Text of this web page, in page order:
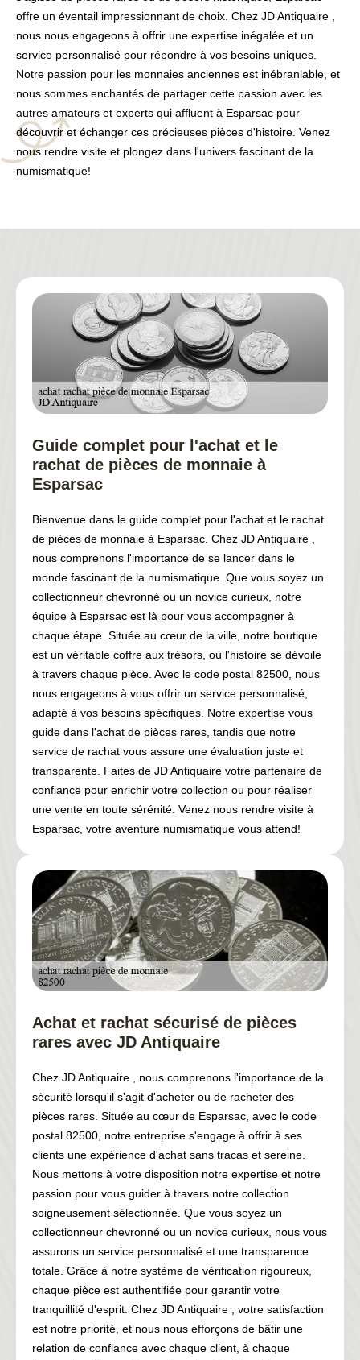
offre un éventail impressionnant de choix. Chez JD Antiquaire ,
nous nous engageons à offrir une expertise inégalée et un
service personnalisé pour répondre à vos besoins uniques.
Notre passion pour les monnaies anciennes est inébranlable, et
nous sommes enchantés de partager cette passion avec les
autres amateurs et experts qui affluent à Esparsac pour
découvrir et échanger ces précieuses pièces d'histoire. Venez
nous rendre visite et plongez dans l'univers fascinant de la
numismatique!
Guide complet pour l'achat et le
rachat de pièces de monnaie à
Esparsac
Bienvenue dans le guide complet pour l'achat et le rachat
de pièces de monnaie à Esparsac. Chez JD Antiquaire ,
nous comprenons l'importance de se lancer dans le
monde fascinant de la numismatique. Que vous soyez un
collectionneur chevronné ou un novice curieux, notre
équipe à Esparsac est là pour vous accompagner à
chaque étape. Située au cœur de la ville, notre boutique
est un véritable coffre aux trésors, où l'histoire se dévoile
à travers chaque pièce. Avec le code postal 82500, nous
nous engageons à vous offrir un service personnalisé,
adapté à vos besoins spécifiques. Notre expertise vous
guide dans l'achat de pièces rares, tandis que notre
service de rachat vous assure une évaluation juste et
transparente. Faites de JD Antiquaire votre partenaire de
confiance pour enrichir votre collection ou pour réaliser
une vente en toute sérénité. Venez nous rendre visite à
Esparsac, votre aventure numismatique vous attend!
Achat et rachat sécurisé de pièces
rares avec JD Antiquaire
Chez JD Antiquaire , nous comprenons l'importance de la
sécurité lorsqu'il s'agit d'acheter ou de racheter des
pièces rares. Située au cœur de Esparsac, avec le code
postal 82500, notre entreprise s'engage à offrir à ses
clients une expérience d'achat sans tracas et sereine.
Nous mettons à votre disposition notre expertise et notre
passion pour vous guider à travers notre collection
soigneusement sélectionnée. Que vous soyez un
collectionneur chevronné ou un novice curieux, nous vous
assurons un service personnalisé et une transparence
totale. Grâce à notre système de vérification rigoureux,
chaque pièce est authentifiée pour garantir votre
tranquillité d'esprit. Chez JD Antiquaire , votre satisfaction
est notre priorité, et nous nous efforçons de bâtir une
relation de confiance avec chaque client, à chaque